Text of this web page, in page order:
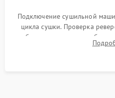
Подключение сушильной
цикла сушки. Проверка
набора температуры, работы
конденсата) и отсутствия